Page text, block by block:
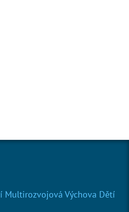
Multirozvojová Výchova Dětí